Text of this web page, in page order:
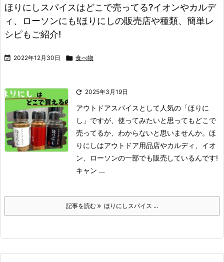
ほりにしスパイスはどこで売ってる?イオンやカルデ
ィ、ローソンにも!ほりにしの販売店や種類、簡単レ
シピもご紹介!
 2022年12月30日  食べ物
 2025年3月19日
アウトドアスパイスとして人気の「ほりに
し」ですが、使ってみたいと思ってもどこで
売ってるか、わからないと思いませんか。 ほ
りにしはアウトドア用品店やカルディ、イオ
ン、ローソンの一部でも販売しているんです!
キャン ...
記事を読む ほりにしスパイス ...